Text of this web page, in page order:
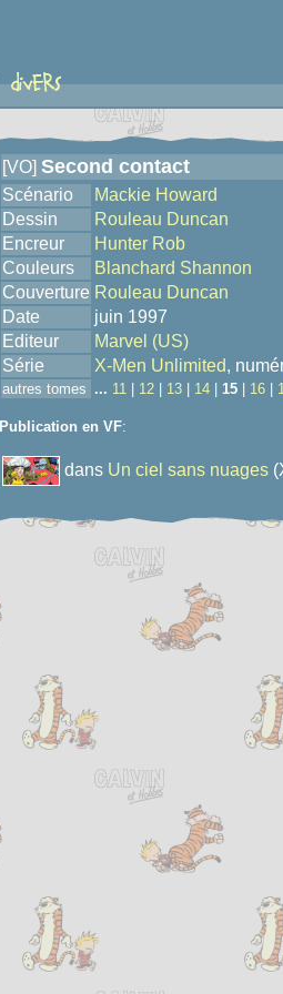
[VO] Second contact
Scénario
Mackie Howard
Dessin
Rouleau Duncan
Encreur
Hunter Rob
Couleurs
Blanchard Shannon
Couverture Rouleau Duncan
Date
juin 1997
Editeur
Marvel (US)
Série
X-Men Unlimited,
autres tomes ... 11 12 13 14 15 16
Publication en VF:
dans Un ciel sans nuages